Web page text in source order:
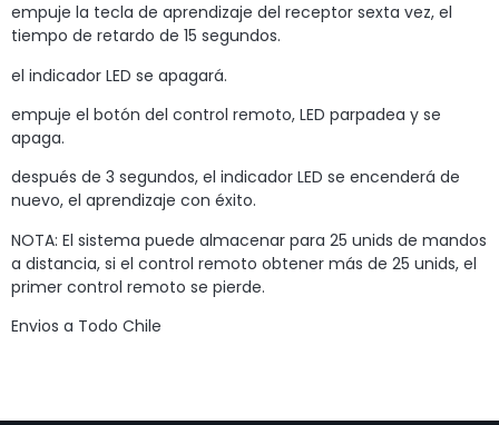
empuje la tecla de aprendizaje del receptor sexta vez, el
tiempo de retardo de 15 segundos.
el indicador LED se apagará.
empuje el botón del control remoto, LED parpadea y se
apaga.
después de 3 segundos, el indicador LED se encenderá de
nuevo, el aprendizaje con éxito.
NOTA: El sistema puede almacenar para 25 unids de mandos
a distancia, si el control remoto obtener más de 25 unids, el
primer control remoto se pierde.
Envios a Todo Chile